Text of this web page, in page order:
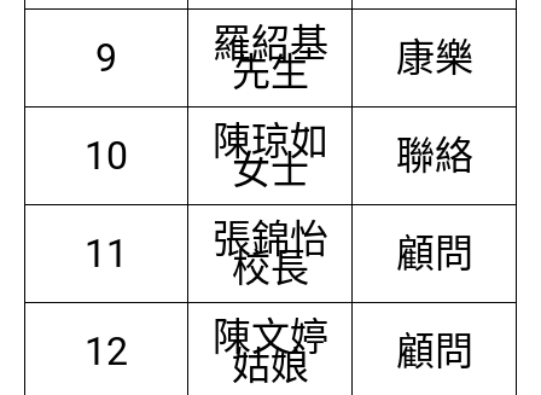
9 羅紹基
先生 康樂
10 陳琼如
女士 聯絡
11 張錦怡
校長 顧問
12 陳文婷
姑娘 顧問